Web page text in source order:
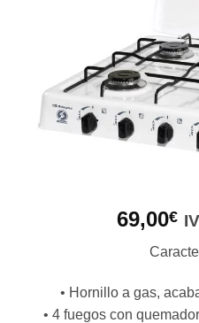
69,00€
• Hornillo a gas,
• 4 fuegos con